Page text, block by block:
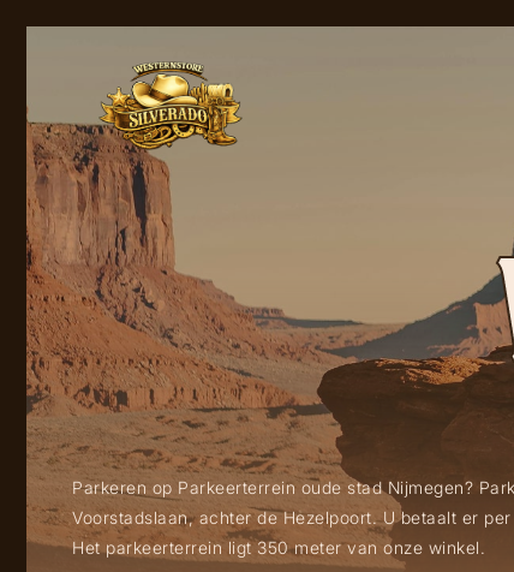
Parkeren op Parkeerterrein oude stad Nijmegen?
Voorstadslaan, achter de Hezelpoort. U betaalt er
Het parkeerterrein ligt 350 meter van onze winkel.